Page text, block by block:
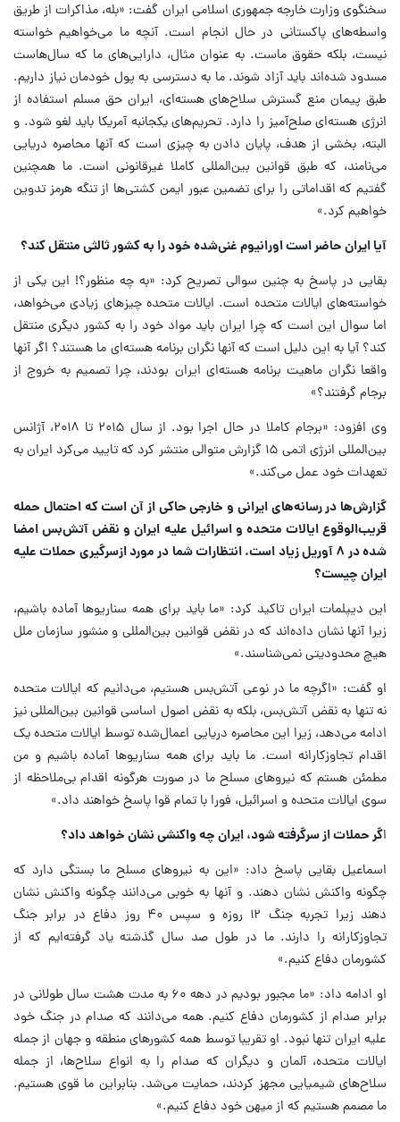
سخنگوی وزارت خارجه جمهوری اسلامی ایران گفت: «بله، مذاکرات از طریق
واسطه‌های پاکستانی در حال انجام است. آنچه ما می‌خواهیم خواسته
نیست، بلکه حقوق ماست. به عنوان مثال، دارایی‌های ما که سال‌هاست
مسدود شده‌اند باید آزاد شوند. ما به دسترسی به پول خودمان نیاز داریم.
طبق پیمان منع گسترش سلاح‌های هسته‌ای، ایران حق مسلم استفاده از
انرژی هسته‌ای صلح‌آمیز را دارد. تحریم‌های یکجانبه آمریکا باید لغو شود. و
البته، بخشی از هدف، پایان دادن به چیزی است که آنها محاصره دریایی
می‌نامند، که طبق قوانین بین‌المللی کاملا غیرقانونی است. ما همچنین
گفتیم که اقداماتی را برای تضمین عبور ایمن کشتی‌ها از تنگه هرمز تدوین
خواهیم کرد.»
آیا ایران حاضر است اورانیوم غنی‌شده خود را به کشور ثالثی منتقل کند؟
بقایی در پاسخ به چنین سوالی تصریح کرد: «به چه منظور؟! این یکی از
خواسته‌های ایالات متحده است. ایالات متحده چیزهای زیادی می‌خواهد،
اما سوال این است که چرا ایران باید مواد خود را به کشور دیگری منتقل
کند؟ آیا به این دلیل است که آنها نگران برنامه هسته‌ای ما هستند؟ اگر آنها
واقعا نگران ماهیت برنامه هسته‌ای ایران بودند، چرا تصمیم به خروج از
برجام گرفتند؟»
وی افزود: «برجام کاملا در حال اجرا بود. از سال ۲۰۱۵ تا ۲۰۱۸، آژانس
بین‌المللی انرژی اتمی ۱۵ گزارش متوالی منتشر کرد که تایید می‌کرد ایران به
تعهدات خود عمل می‌کند.»
گزارش‌ها در رسانه‌های ایرانی و خارجی حاکی از آن است که احتمال حمله
قریب‌الوقوع ایالات متحده و اسرائیل علیه ایران و نقض آتش‌بس امضا
شده در ۸ آوریل زیاد است. انتظارات شما در مورد ازسرگیری حملات علیه
ایران چیست؟
این دیپلمات ایران تاکید کرد: «ما باید برای همه سناریوها آماده باشیم،
زیرا آنها نشان داده‌اند که در نقض قوانین بین‌المللی و منشور سازمان ملل
هیچ محدودیتی نمی‌شناسند.»
او گفت: «اگرچه ما در نوعی آتش‌بس هستیم، می‌دانیم که ایالات متحده
نه تنها به نقض آتش‌بس، بلکه به نقض اصول اساسی قوانین بین‌المللی نیز
ادامه می‌دهد، زیرا این محاصره دریایی اعمال‌شده توسط ایالات متحده یک
اقدام تجاوزکارانه است. ما باید برای همه سناریوها آماده باشیم و من
مطمئن هستم که نیروهای مسلح ما در صورت هرگونه اقدام بی‌ملاحظه از
سوی ایالات متحده و اسرائیل، فورا با تمام قوا پاسخ خواهند داد.»
اگر حملات از سرگرفته شود، ایران چه واکنشی نشان خواهد داد؟
اسماعیل بقایی پاسخ داد: «این به نیروهای مسلح ما بستگی دارد که
چگونه واکنش نشان دهند. و آنها به خوبی می‌دانند چگونه واکنش نشان
دهند زیرا تجربه جنگ ۱۲ روزه و سپس ۴۰ روز دفاع در برابر جنگ
تجاوزکارانه را دارند. ما در طول صد سال گذشته یاد گرفته‌ایم که از
کشورمان دفاع کنیم.»
او ادامه داد: «ما مجبور بودیم در دهه ۶۰ به مدت هشت سال طولانی در
برابر صدام از کشورمان دفاع کنیم. همه می‌دانند که صدام در جنگ خود
علیه ایران تنها نبود. او تقریبا توسط همه کشورهای منطقه و جهان از جمله
ایالات متحده، آلمان و دیگران که صدام را به انواع سلاح‌ها، از جمله
سلاح‌های شیمیایی مجهز کردند، حمایت می‌شد. بنابراین ما قوی هستیم.
ما مصمم هستیم که از میهن خود دفاع کنیم.»